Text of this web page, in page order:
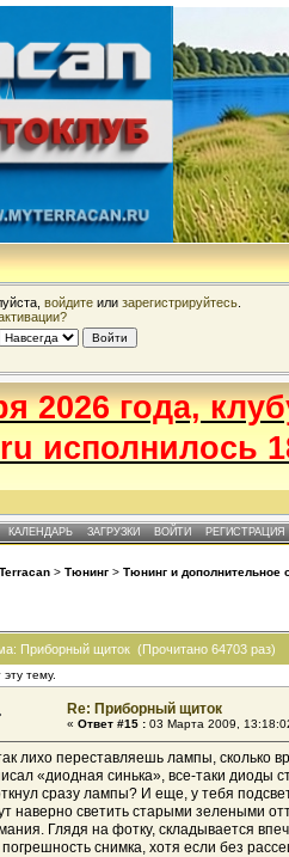
войдите или зарегистрируйтесь
2026 года,
исполнилось
КАЛЕНДАРЬ ЗАГРУЗКИ ВОЙТИ РЕГИСТРАЦИЯ
> Тюнинг > Тюнинг и дополнительное
Приборный щиток (Прочитано 64703 раз)
тему.
Re: Приборный щиток
« Ответ #15 : 03 Марта 2009,
лихо переставляешь лампы, сколько
«диодная синька», все-таки диоды
сразу лампы? И еще, у тебя
наверно светить старыми зелеными
Глядя на фотку, складывается
снимка, хотя если без